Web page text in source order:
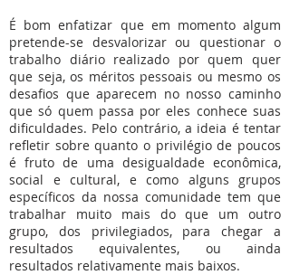
É bom enfatizar que em momento algum
pretende-se desvalorizar ou questionar o
trabalho diário realizado por quem quer
que seja, os méritos pessoais ou mesmo os
desafios que aparecem no nosso caminho
que só quem passa por eles conhece suas
dificuldades. Pelo contrário, a ideia é tentar
refletir sobre quanto o privilégio de poucos
é fruto de uma desigualdade econômica,
social e cultural, e como alguns grupos
específicos da nossa comunidade tem que
trabalhar muito mais do que um outro
grupo, dos privilegiados, para chegar a
resultados equivalentes, ou ainda
resultados relativamente mais baixos.